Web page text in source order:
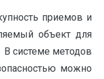
приемов и
объект для
системе методов
можно